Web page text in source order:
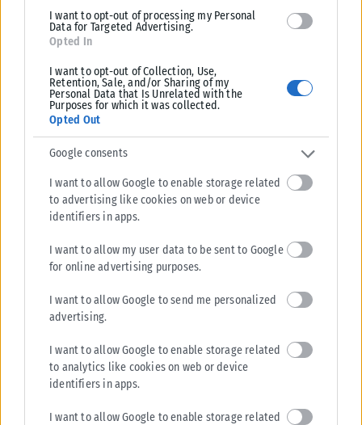
I want to opt-out of processing my Personal
Data for Targeted Advertising.
Opted In
I want to opt-out of Collection, Use,
Retention, Sale, and/or Sharing of my
Personal Data that Is Unrelated with the
Purposes for which it was collected.
Opted Out
Google consents
I want to allow Google to enable storage related
to advertising like cookies on web or device
identifiers in apps.
I want to allow my user data to be sent to Google
for online advertising purposes.
I want to allow Google to send me personalized
advertising.
I want to allow Google to enable storage related
to analytics like cookies on web or device
identifiers in apps.
I want to allow Google to enable storage related